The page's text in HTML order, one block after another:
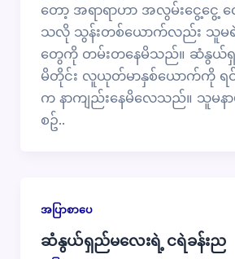
တော့ အရာရာဟာ အလွမ်းငွေ့ငွေ့
သလို သွန်းတစ်ယောက်လည်း သူ
တွေကို တမ်းတ​နေမိသည်။ ဆံနွယ်
မိတိုင်း လူယုတ်မာနှစ်ယောက်ကို
က နာကျည်းနေမိလေသည်။ သူမ
စဥ်..
အပြာစာပေ
ဆံနွယ်ရှည်မလေးရဲ့ ငရဲခန်းည